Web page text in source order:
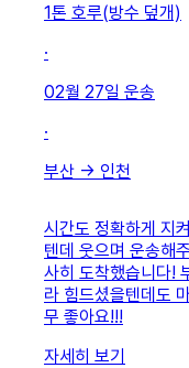
1톤 호루(방수 덮개)
·
02월 27일 운송
·
부산 → 인천
시간도 정확하게 지
텐데 웃으며 운송해
사히 도착했습니다!
라 힘드셨을텐데도
무 좋아요!!!
자세히 보기